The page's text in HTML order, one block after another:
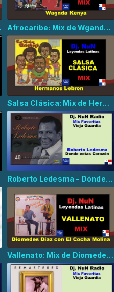
Afrocaribe: Mix de Wganda Kenya
Salsa Clásica: Mix de Hermanos Lebrón
Roberto Ledesma - Dónde Estás Corazón
Vallenato: Mix de Diomedes Díaz y Cocha Molina